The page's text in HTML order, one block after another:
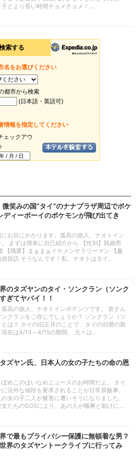
子とより長い時間チョメチョメ！…
微笑みの国“タイ”のナナプラザ周辺でポケ
ディーボーイのポケモンが飛び出てき
お目にかかります。孤高の旅人、ナオトイン
まずは簡単に自己紹介から 【性別】既婚男
【職業】まぁまぁイケメンサラリーマン 【趣
探訪 そうなんです！私、ナオトはタイ…
のタズヤンのタイ・ソンクラン（ソンク
ぎてヤバイ！！
孤高の旅人、ナオトインポテンツです。 皆さん
クランをご存じでしょうか？ ソンクラン（ソ
とは？ タイの旧正月のことで、タイの旧暦の新
在は4/13～4/15の期間。 元々は…
ズヤン氏、日本人の女の子たちの命の恩
ぽめこのほいなめニュースのお時間だよ。 タイ
法外な値段を要求されることが日常茶飯事。
女の子二人が被害に遭いそうになりました。
たちのSOSにより、あの人が颯爽と助けに…
で最もプライバシー保護に無頓着な男？
界のタズヤントークライブに行ってみ